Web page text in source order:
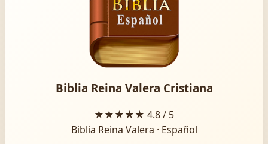
Biblia Reina Valera Cristiana
★★★★★ 4.8 / 5
Biblia Reina Valera · Español